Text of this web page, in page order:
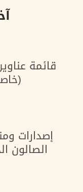
قائمة
(خاصة
إصدارات
الصالون الدولي 27